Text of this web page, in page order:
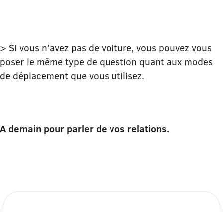
> Si vous n’avez pas de voiture, vous pouvez vous
poser le même type de question quant aux modes
de déplacement que vous utilisez.
A demain pour parler de vos relations.